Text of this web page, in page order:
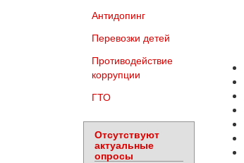
Антидопинг
Перевозки детей
Противодействие
коррупции
ГТО
Отсутствуют
актуальные
опросы